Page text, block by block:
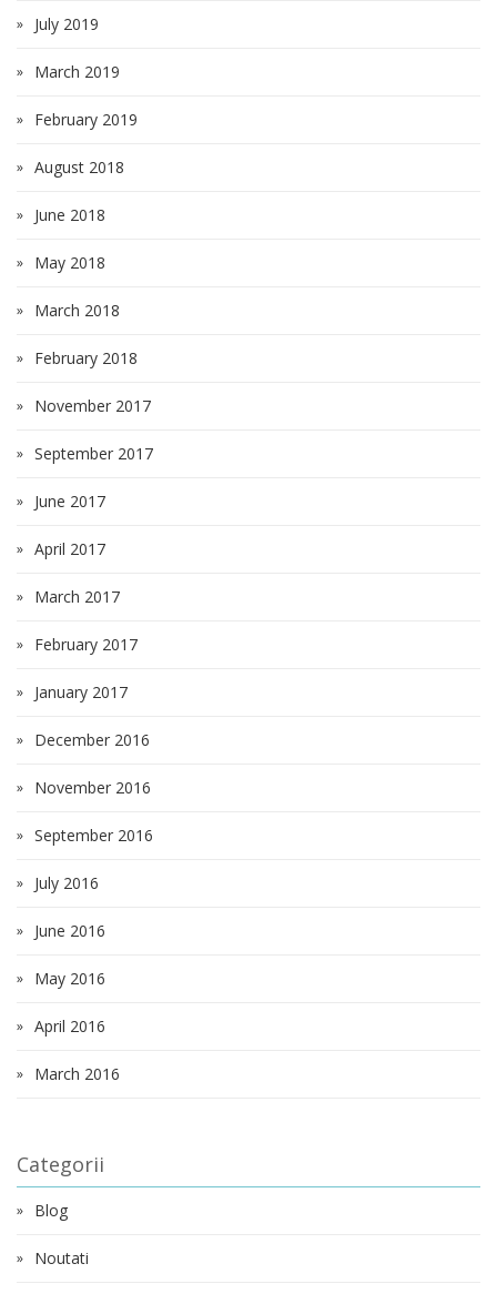
July 2019
March 2019
February 2019
August 2018
June 2018
May 2018
March 2018
February 2018
November 2017
September 2017
June 2017
April 2017
March 2017
February 2017
January 2017
December 2016
November 2016
September 2016
July 2016
June 2016
May 2016
April 2016
March 2016
Categorii
Blog
Noutati